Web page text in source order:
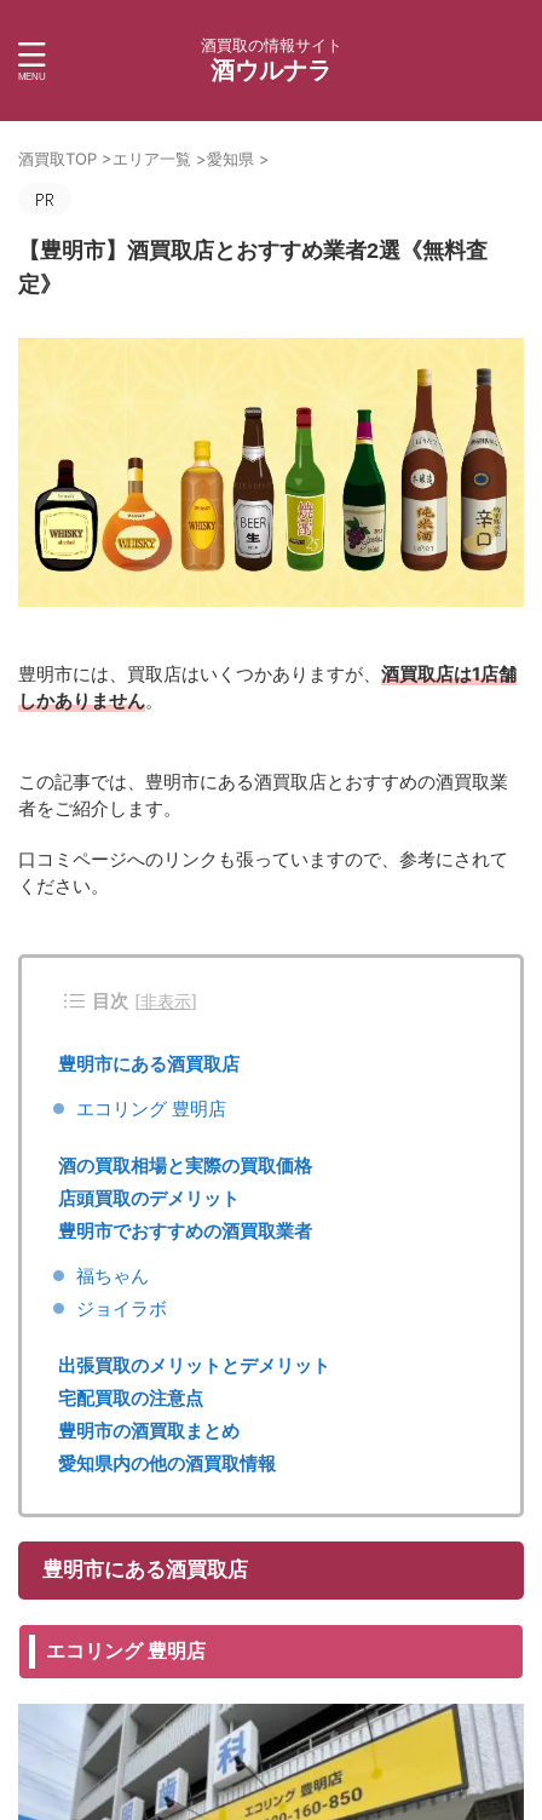
酒買取の情報サイト
酒ウルナラ
酒買取TOP >エリア一覧 >愛知県 >
【豊明市】酒買取店とおすすめ業者2選《無料査
定》
豊明市には、買取店はいくつかありますが、 酒買取店は1店舗
しかありません。
この記事では、豊明市にある酒買取店とおすすめの酒買取業
者をご紹介します。
口コミページへのリンクも張っていますので、参考にされて
ください。
目次 [非表示]
豊明市にある酒買取店
エコリング 豊明店
酒の買取相場と実際の買取価格
店頭買取のデメリット
豊明市でおすすめの酒買取業者
福ちゃん
ジョイラボ
出張買取のメリットとデメリット
宅配買取の注意点
豊明市の酒買取まとめ
愛知県内の他の酒買取情報
豊明市にある酒買取店
エコリング 豊明店